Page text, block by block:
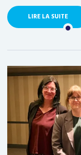
LIRE LA SUITE